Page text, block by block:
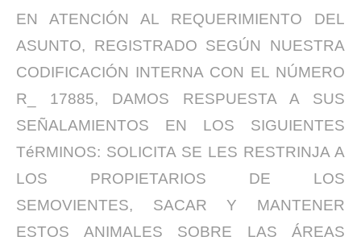
EN ATENCIÓN AL REQUERIMIENTO DEL
ASUNTO, REGISTRADO SEGÚN NUESTRA
CODIFICACIÓN INTERNA CON EL NÚMERO
R_ 17885, DAMOS RESPUESTA A SUS
SEÑALAMIENTOS EN LOS SIGUIENTES
TéRMINOS: SOLICITA SE LES RESTRINJA A
LOS PROPIETARIOS DE LOS
SEMOVIENTES, SACAR Y MANTENER
ESTOS ANIMALES SOBRE LAS ÁREAS